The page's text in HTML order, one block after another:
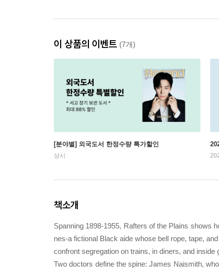
이 상품의 이벤트 (7개)
[분야별] 외국도서 한정수량 특가할인
상시
책소개
Spanning 1898-1955, Rafters of the Plains shows
nes-a fictional Black aide whose bell rope, tape,
confront segregation on trains, in diners, and
Two doctors define the spine: James Naismith,